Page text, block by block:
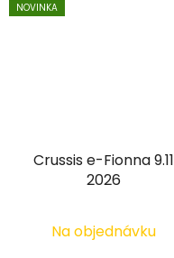
NOVINKA
Crussis e-Fionna 9.11
2026
Na objednávku